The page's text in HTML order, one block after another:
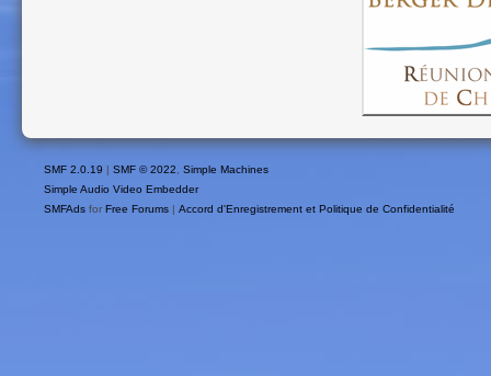
SMF 2.0.19 | SMF © 2022
Simple Machines
Simple Audio Video Embedder
SMFAds for Free Forums | Accord d'Enregistrement et Politique de Confidentialité